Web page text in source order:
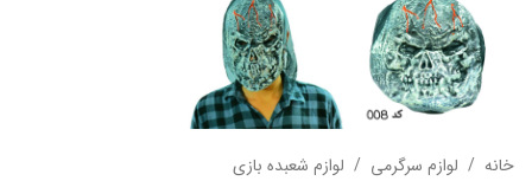
خانه / لوازم سرگرمی / لوازم شعبده بازی